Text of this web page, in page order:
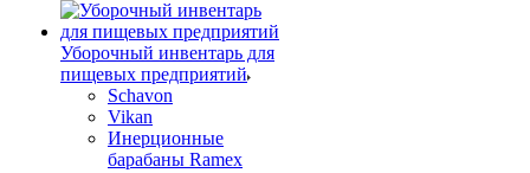
Уборочный инвентарь для
пищевых предприятий
Schavon
Vikan
Инерционные
барабаны Ramex